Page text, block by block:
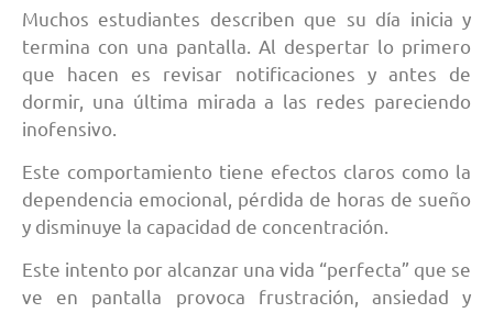
Muchos estudiantes describen que su día inicia y
termina con una pantalla. Al despertar lo primero
que hacen es revisar notificaciones y antes de
dormir, una última mirada a las redes pareciendo
inofensivo.
Este comportamiento tiene efectos claros como la
dependencia emocional, pérdida de horas de sueño
y disminuye la capacidad de concentración.
Este intento por alcanzar una vida “perfecta” que se
ve en pantalla provoca frustración, ansiedad y